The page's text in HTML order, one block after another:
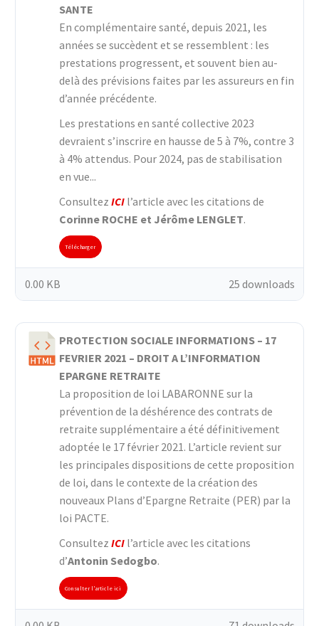
SANTE
En complémentaire santé, depuis 2021, les
années se succèdent et se ressemblent : les
prestations progressent, et souvent bien au-
delà des prévisions faites par les assureurs en fin
d’année précédente.
Les prestations en santé collective 2023
devraient s’inscrire en hausse de 5 à 7%, contre 3
à 4% attendus. Pour 2024, pas de stabilisation
en vue...
Consultez ICIl’article avec les citations de
Corinne ROCHE et Jérôme LENGLET.
Télécharger
25 downloads
0.00 KB
PROTECTION SOCIALE INFORMATIONS – 17
FEVRIER 2021 – DROIT A L’INFORMATION
EPARGNE RETRAITE
La proposition de loi LABARONNE sur la
prévention de la déshérence des contrats de
retraite supplémentaire a été définitivement
adoptée le 17 février 2021. L’article revient sur
les principales dispositions de cette proposition
de loi, dans le contexte de la création des
nouveaux Plans d’Epargne Retraite (PER) par la
loi PACTE.
Consultez ICIl’article avec les citations
d’Antonin Sedogbo.
Consulter l'article ici